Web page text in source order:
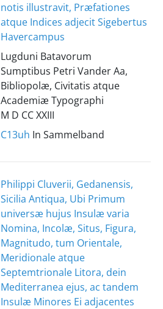
notis illustravit, Præfationes
atque Indices adjecit Sigebertus
Havercampus
Lugduni Batavorum
Sumptibus Petri Vander Aa,
Bibliopolæ, Civitatis atque
Academiæ Typographi
M D CC XXIII
C13uh In Sammelband
Philippi Cluverii, Gedanensis,
Sicilia Antiqua, Ubi Primum
universæ hujus Insulæ varia
Nomina, Incolæ, Situs, Figura,
Magnitudo, tum Orientale,
Meridionale atque
Septemtrionale Litora, dein
Mediterranea ejus, ac tandem
Insulæ Minores Ei adjacentes